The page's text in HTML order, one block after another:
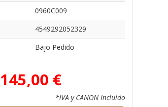
0960C009
4549292052329
Bajo Pedido
145,00 €
*IVA y CANON Incluido